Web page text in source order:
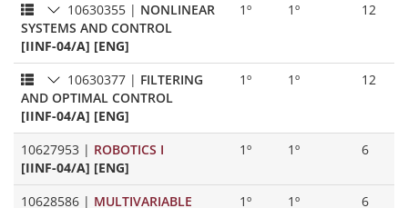
10630355 | NONLINEAR
SYSTEMS AND CONTROL
[IINF-04/A] [ENG]
1º 1º 12
10630377 | FILTERING
AND OPTIMAL CONTROL
[IINF-04/A] [ENG]
1º 1º 12
10627953 | ROBOTICS I
[IINF-04/A] [ENG]
1º 1º 6
10628586 | MULTIVARIABLE
1º 1º 6